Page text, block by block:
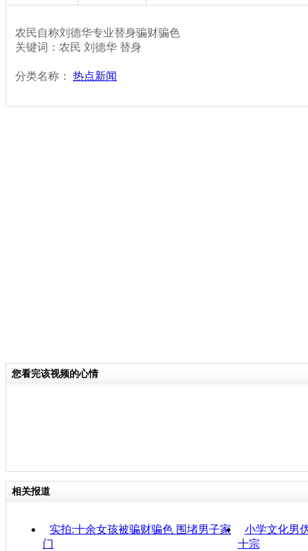
农民自称刘德华专业替身骗财骗色
关键词：农民 刘德华 替身
分类名称： 热点新闻
您看完该视频的心情
相关报道
实拍:十余女孩被骗财骗色 围堵男子家
门
小学文化男
十宗